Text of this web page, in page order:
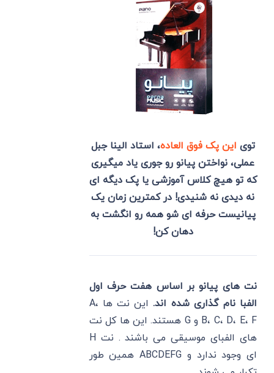
توی این پک فوق العاده، استاد الینا جبل
عملی، نواختن پیانو رو جوری یاد میگیری
که تو هیچ کلاس آموزشی یا پک دیگه ای
نه دیدی نه شنیدی! در کمترین زمان یک
پیانیست حرفه ای شو همه رو انگشت به
دهان کن!
نت های پیانو بر اساس هفت حرف اول
الفبا نام گذاری شده اند.
این نت ‌ها A،
B، C، D، E، F و G هستند. این‌ ها کل نت‌
های الفبای موسیقی می باشند . نت H
ای وجود ندارد و ABCDEFG همین طور